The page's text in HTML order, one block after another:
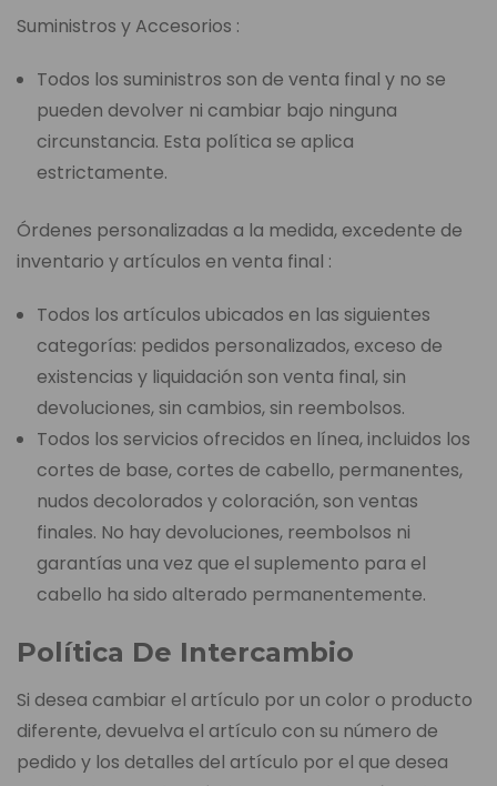
Suministros y Accesorios :
Todos los suministros son de venta final y no se
pueden devolver ni cambiar bajo ninguna
circunstancia. Esta política se aplica
estrictamente.
Órdenes personalizadas a la medida, excedente de
inventario y artículos en venta final :
Todos los artículos ubicados en las siguientes
categorías: pedidos personalizados, exceso de
existencias y liquidación son venta final, sin
devoluciones, sin cambios, sin reembolsos.
Todos los servicios ofrecidos en línea, incluidos los
cortes de base, cortes de cabello, permanentes,
nudos decolorados y coloración, son ventas
finales. No hay devoluciones, reembolsos ni
garantías una vez que el suplemento para el
cabello ha sido alterado permanentemente.
Política De Intercambio
Si desea cambiar el artículo por un color o producto
diferente, devuelva el artículo con su número de
pedido y los detalles del artículo por el que desea